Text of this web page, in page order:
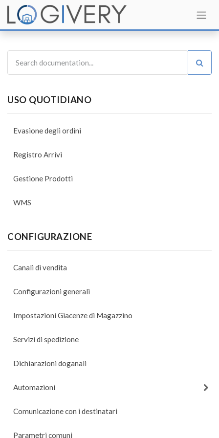
USO QUOTIDIANO
Evasione degli ordini
Registro Arrivi
Gestione Prodotti
WMS
CONFIGURAZIONE
Canali di vendita
Configurazioni generali
Impostazioni Giacenze di Magazzino
Servizi di spedizione
Dichiarazioni doganali
Automazioni
Comunicazione con i destinatari
Parametri comuni